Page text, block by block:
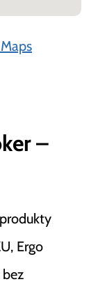
–
Ergo
bez